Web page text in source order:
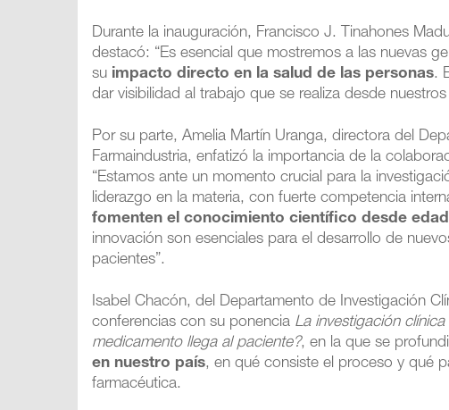
Durante la inauguración, Francisco J. Tinahones
destacó: “Es esencial que mostremos a las nuevas
su impacto directo en la salud de las personas.
dar visibilidad al trabajo que se realiza desde
Por su parte, Amelia Martín Uranga, directora del
Farmaindustria, enfatizó la importancia de la
“Estamos ante un momento crucial para la
liderazgo en la materia, con fuerte competencia
fomenten el conocimiento científico desde
innovación son esenciales para el desarrollo de
pacientes”.
Isabel Chacón, del Departamento de Investigación
conferencias con su ponencia La investigación
medicamento llega al paciente?, en la que se
en nuestro país, en qué consiste el proceso y qué
farmacéutica.